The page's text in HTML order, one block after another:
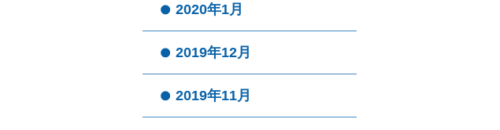
2020年1月
2019年12月
2019年11月